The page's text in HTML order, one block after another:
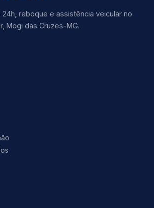
reboque e assistência veicular no
Mogi das Cruzes-MG.